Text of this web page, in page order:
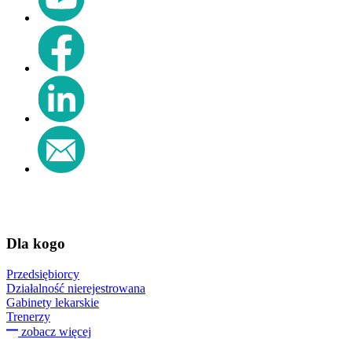
Dla kogo
Przedsiębiorcy
Działalność nierejestrowana
Gabinety lekarskie
Trenerzy
zobacz więcej